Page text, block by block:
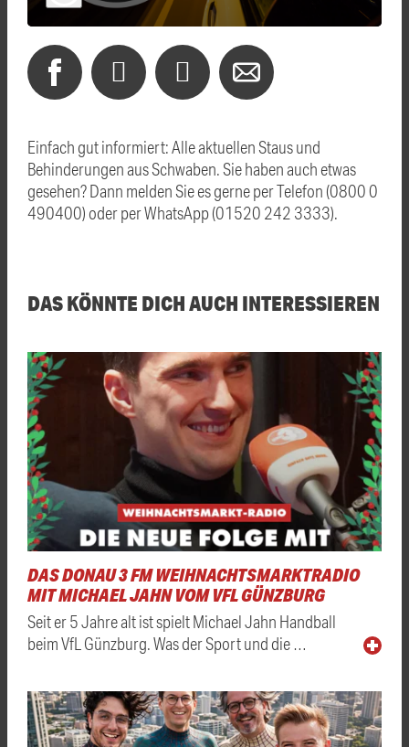
Einfach gut informiert: Alle aktuellen Staus und
Behinderungen aus Schwaben. Sie haben auch etwas
gesehen? Dann melden Sie es gerne per Telefon (0800 0
490400) oder per WhatsApp (01520 242 3333).
DAS KÖNNTE DICH AUCH INTERESSIEREN
DAS DONAU 3 FM WEIHNACHTSMARKTRADIO
MIT MICHAEL JAHN VOM VFL GÜNZBURG
Seit er 5 Jahre alt ist spielt Michael Jahn Handball
beim VfL Günzburg. Was der Sport und die …